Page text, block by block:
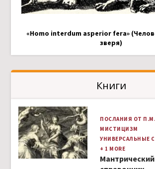
«Homo interdum asperior fera»
зверя)
Книги
ПОСЛАНИЯ ОТ
МИСТИЦИЗМ
УНИВЕРСАЛЬНЫЕ
+ 1 MORE
Мантрический